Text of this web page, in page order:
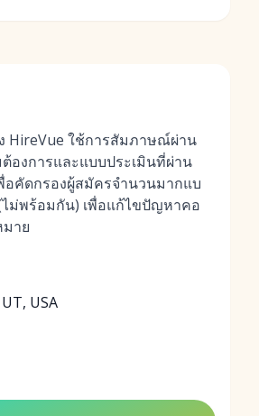
HireVue ใช้การสัมภาษณ์ผ่าน
องการและแบบประเมินที่ผ่าน
อคัดกรองผู้สมัครจำนวนมากแบ
ม่พร้อมกัน) เพื่อแก้ไขปัญหาคอ
าย
USA